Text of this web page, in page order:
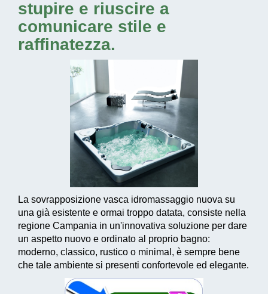
stupire e riuscire a
comunicare stile e
raffinatezza.
La sovrapposizione vasca idromassaggio nuova su
una già esistente e ormai troppo datata, consiste nella
regione Campania in un'innovativa soluzione per dare
un aspetto nuovo e ordinato al proprio bagno:
moderno, classico, rustico o minimal, è sempre bene
che tale ambiente si presenti confortevole ed elegante.